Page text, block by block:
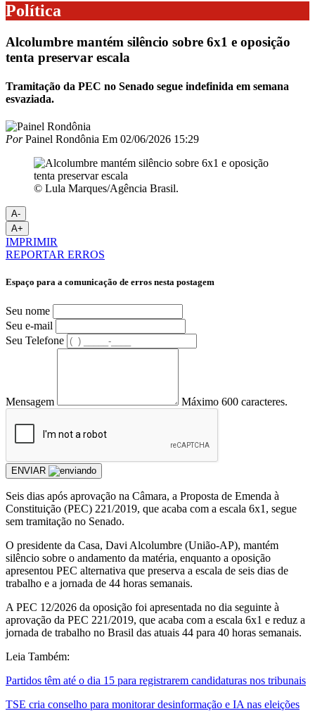
Política
Alcolumbre mantém silêncio sobre 6x1 e oposição
tenta preservar escala
Tramitação da PEC no Senado segue indefinida em semana
esvaziada.
PorPainel Rondônia Em 02/06/2026 15:29
© Lula Marques/Agência Brasil.
A-
A+
IMPRIMIR
REPORTAR ERROS
Espaço para a comunicação de erros nesta postagem
Seu nome
Seu e-mail
Seu Telefone
Mensagem Máximo 600 caracteres.
ENVIAR
Seis dias após aprovação na Câmara, a Proposta de Emenda à
Constituição (PEC) 221/2019, que acaba com a escala 6x1, segue
sem tramitação no Senado.
O presidente da Casa, Davi Alcolumbre (União-AP), mantém
silêncio sobre o andamento da matéria, enquanto a oposição
apresentou PEC alternativa que preserva a escala de seis dias de
trabalho e a jornada de 44 horas semanais.
A PEC 12/2026 da oposição foi apresentada no dia seguinte à
aprovação da PEC 221/2019, que acaba com a escala 6x1 e reduz a
jornada de trabalho no Brasil das atuais 44 para 40 horas semanais.
Leia Também:
Partidos têm até o dia 15 para registrarem candidaturas nos tribunais
TSE cria conselho para monitorar desinformação e IA nas eleições